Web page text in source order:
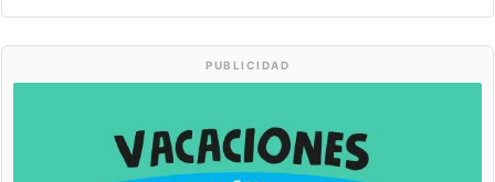
PUBLICIDAD